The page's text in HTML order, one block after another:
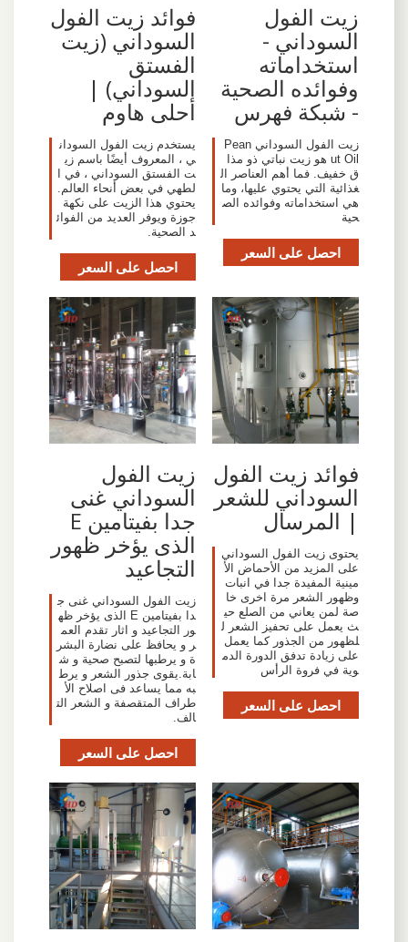
زيت الفول
السوداني -
استخداماته
وفوائده الصحية
- شبكة فهرس
زيت الفول السوداني Pean
ut Oil هو زيت نباتي ذو مذا
ق خفيف. فما أهم العناصر ال
غذائية التي يحتوي عليها، وما
هي استخداماته وفوائده الص
حية
احصل على السعر
فوائد زيت الفول
السوداني (زيت
الفستق
السوداني) |
أحلى هاوم
يستخدم زيت الفول السودان
ي ، المعروف أيضًا باسم زي
ت الفستق السوداني ، في ا
لطهي في بعض أنحاء العالم.
يحتوي هذا الزيت على نكهة
جوزة ويوفر العديد من الفوائ
د الصحية.
احصل على السعر
فوائد زيت الفول
السوداني للشعر
| المرسال
يحتوى زيت الفول السوداني
على المزيد من الأحماض الأ
مينية المفيدة جدا في انبات
وظهور الشعر مرة اخرى خا
صة لمن يعاني من الصلع حي
ث يعمل على تحفيز الشعر ل
لظهور من الجذور كما يعمل
على زيادة تدفق الدورة الدم
وية في فروة الرأس
احصل على السعر
زيت الفول
السوداني غنى
جدا بفيتامين E
الذى يؤخر ظهور
التجاعيد
زيت الفول السوداني غنى ج
دا بفيتامين E الذى يؤخر ظه
ور التجاعيد و اثار تقدم العم
ر و يحافظ على نضارة البشر
ة و يرطبها لتصبح صحية و ش
ابة.يقوى جذور الشعر و يرط
به مما يساعد فى اصلاح الأ
طراف المتقصفة و الشعر الت
الف.
احصل على السعر